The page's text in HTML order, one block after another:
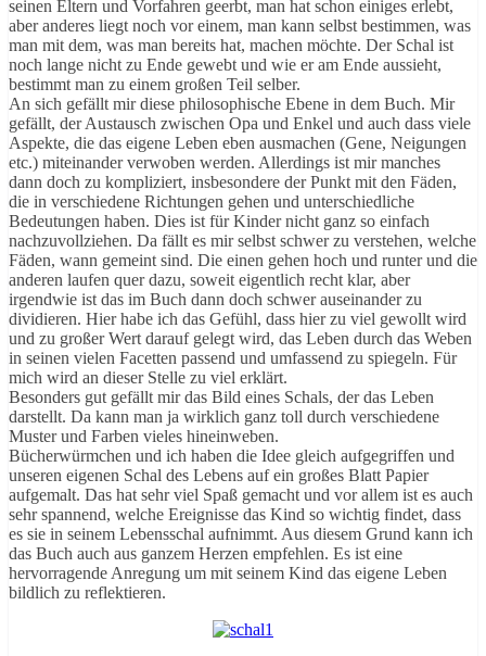
seinen Eltern und Vorfahren geerbt, man hat schon einiges erlebt,
aber anderes liegt noch vor einem, man kann selbst bestimmen, was
man mit dem, was man bereits hat, machen möchte. Der Schal ist
noch lange nicht zu Ende gewebt und wie er am Ende aussieht,
bestimmt man zu einem großen Teil selber.
An sich gefällt mir diese philosophische Ebene in dem Buch. Mir
gefällt, der Austausch zwischen Opa und Enkel und auch dass viele
Aspekte, die das eigene Leben eben ausmachen (Gene, Neigungen
etc.) miteinander verwoben werden. Allerdings ist mir manches
dann doch zu kompliziert, insbesondere der Punkt mit den Fäden,
die in verschiedene Richtungen gehen und unterschiedliche
Bedeutungen haben. Dies ist für Kinder nicht ganz so einfach
nachzuvollziehen. Da fällt es mir selbst schwer zu verstehen, welche
Fäden, wann gemeint sind. Die einen gehen hoch und runter und die
anderen laufen quer dazu, soweit eigentlich recht klar, aber
irgendwie ist das im Buch dann doch schwer auseinander zu
dividieren. Hier habe ich das Gefühl, dass hier zu viel gewollt wird
und zu großer Wert darauf gelegt wird, das Leben durch das Weben
in seinen vielen Facetten passend und umfassend zu spiegeln. Für
mich wird an dieser Stelle zu viel erklärt.
Besonders gut gefällt mir das Bild eines Schals, der das Leben
darstellt. Da kann man ja wirklich ganz toll durch verschiedene
Muster und Farben vieles hineinweben.
Bücherwürmchen und ich haben die Idee gleich aufgegriffen und
unseren eigenen Schal des Lebens auf ein großes Blatt Papier
aufgemalt. Das hat sehr viel Spaß gemacht und vor allem ist es auch
sehr spannend, welche Ereignisse das Kind so wichtig findet, dass
es sie in seinem Lebensschal aufnimmt. Aus diesem Grund kann ich
das Buch auch aus ganzem Herzen empfehlen. Es ist eine
hervorragende Anregung um mit seinem Kind das eigene Leben
bildlich zu reflektieren.